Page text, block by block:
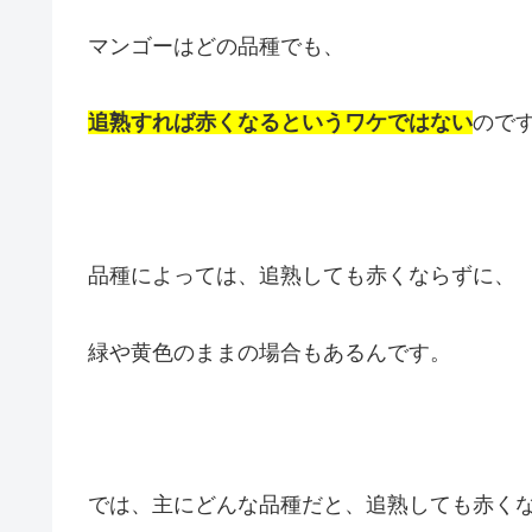
マンゴーはどの品種でも、
追熟すれば赤くなるというワケではないので
品種によっては、追熟しても赤くならずに、
緑や黄色のままの場合もあるんです。
では、主にどんな品種だと、追熟しても赤く